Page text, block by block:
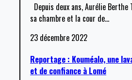
Depuis deux ans, Aurélie
sa chambre et la cour de…
23 décembre 2022
Reportage : Kouméalo, une
et de confiance à Lomé